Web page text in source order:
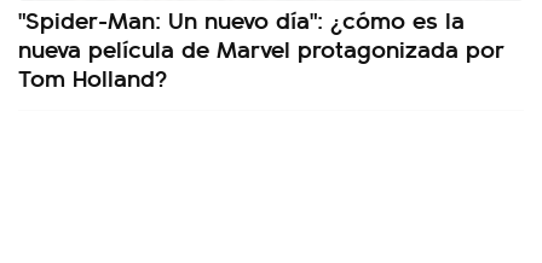
"Spider-Man: Un nuevo día": ¿cómo es la
nueva película de Marvel protagonizada por
Tom Holland?